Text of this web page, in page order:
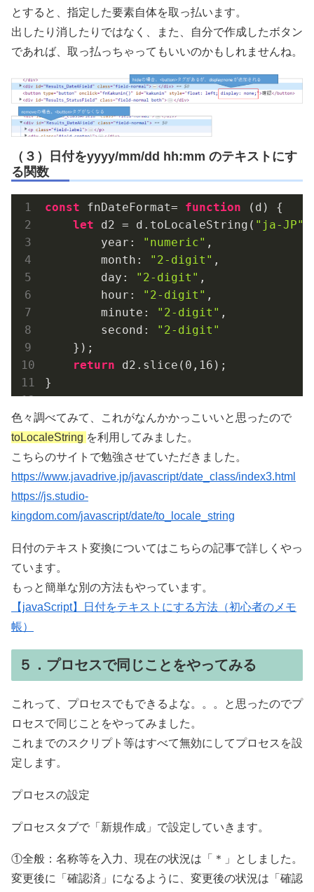
とすると、指定した要素自体を取っ払います。
出したり消したりではなく、また、自分で作成したボタン
であれば、取っ払っちゃってもいいのかもしれませんね。
（３）日付をyyyy/mm/dd hh:mm のテキストにす
る関数
const fnDateFormat= function ( d ) {
let d2 = d.toLocaleString( "ja-JP"
year : "numeric" ,
month : "2-digit" ,
day : "2-digit" ,
hour : "2-digit" ,
minute : "2-digit" ,
second :
"2-digit"
    });
return d2.slice( 0 , 16 );
}
色々調べてみて、これがなんかかっこいいと思ったので
toLocaleString を利用してみました。
こちらのサイトで勉強させていただきました。
https://www.javadrive.jp/javascript/date_class/index3.html
https://js.studio-
kingdom.com/javascript/date/to_locale_string
日付のテキスト変換についてはこちらの記事で詳しくやっ
ています。
もっと簡単な別の方法もやっています。
【javaScript】日付をテキストにする方法（初心者のメモ
帳）
５．プロセスで同じことをやってみる
これって、プロセスでもできるよな。。。と思ったのでプ
ロセスで同じことをやってみました。
これまでのスクリプト等はすべて無効にしてプロセスを設
定します。
プロセスの設定
プロセスタブで「新規作成」で設定していきます。
①全般：名称等を入力、現在の状況は「＊」としました。
変更後に「確認済」になるように、変更後の状況は「確認